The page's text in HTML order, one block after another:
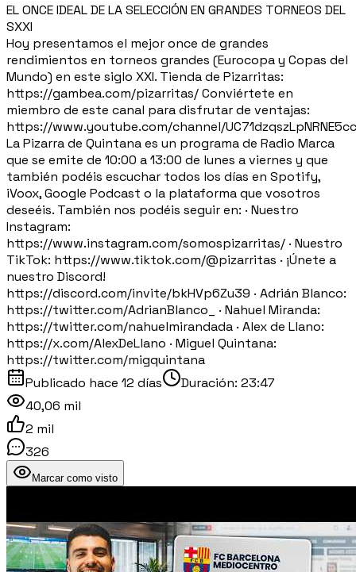
EL ONCE IDEAL DE LA SELECCIÓN EN GRANDES TORNEOS DEL
SXXI
Hoy presentamos el mejor once de grandes
rendimientos en torneos grandes (Eurocopa y Copas del
Mundo) en este siglo XXI. Tienda de Pizarritas:
https://gambea.com/pizarritas/ Conviértete en
miembro de este canal para disfrutar de ventajas:
https://www.youtube.com/channel/
La Pizarra de Quintana es un programa de Radio Marca
que se emite de 10:00 a 13:00 de lunes a viernes y que
también podéis escuchar todos los días en Spotify,
iVoox, Google Podcast o la plataforma que vosotros
deseéis. También nos podéis seguir en: · Nuestro
Instagram:
https://www.instagram.com/somospizarritas/ · Nuestro
TikTok: https://www.tiktok.com/@pizarritas · ¡Únete a
nuestro Discord!
https://discord.com/invite/bkHVp6Zu39 · Adrián Blanco:
https://twitter.com/AdrianBlanco_ · Nahuel Miranda:
https://twitter.com/nahuelmirandada · Alex de Llano:
https://x.com/AlexDeLlano · Miguel Quintana:
https://twitter.com/migquintana
Publicado hace 12 días Duración: 23:47
40,06 mil
2 mil
326
Marcar como visto